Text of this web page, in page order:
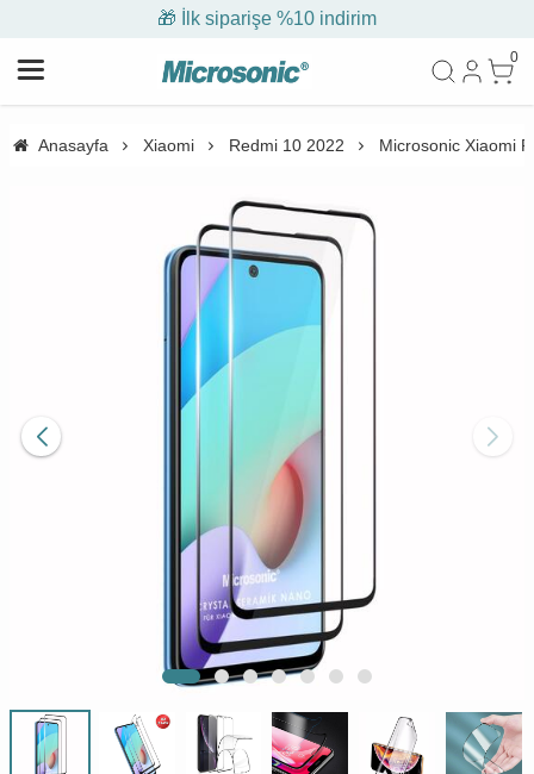
🎁 İlk siparişe %10 indirim
0
Anasayfa Xiaomi Redmi 10 2022 Microsonic Xiaomi